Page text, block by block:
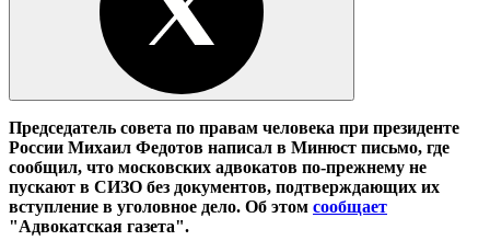
Председатель совета по правам человека при президенте
России Михаил Федотов написал в Минюст письмо, где
сообщил, что московских адвокатов по-прежнему не
пускают в СИЗО без документов, подтверждающих их
вступление в уголовное дело. Об этом сообщает
"Адвокатская газета".